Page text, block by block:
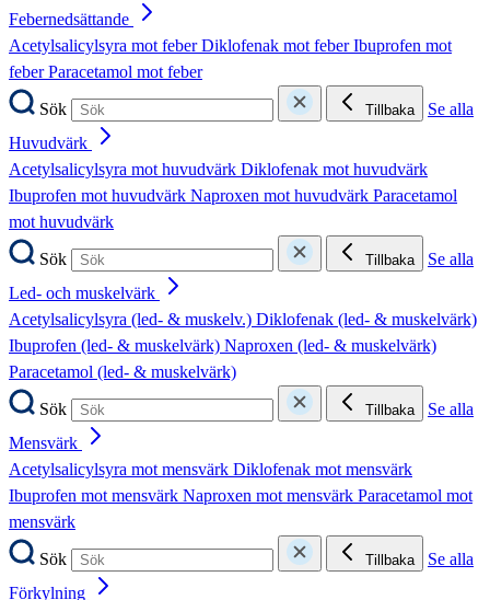
Febernedsättande
Acetylsalicylsyra mot feberDiklofenak mot feberIbuprofen mot
feberParacetamol mot feber
Sök
Tillbaka
Se alla
Huvudvärk
Acetylsalicylsyra mot huvudvärk Diklofenak mot huvudvärk
Ibuprofen mot huvudvärk Naproxen mot huvudvärk Paracetamol
mot huvudvärk
Sök
Tillbaka
Se alla
Led- och muskelvärk
Acetylsalicylsyra (led- & muskelv.) Diklofenak (led- & muskelvärk)
Ibuprofen (led- & muskelvärk) Naproxen (led- & muskelvärk)
Paracetamol (led- & muskelvärk)
Sök
Tillbaka
Se alla
Mensvärk
Acetylsalicylsyra mot mensvärk Diklofenak mot mensvärk
Ibuprofen mot mensvärk Naproxen mot mensvärk Paracetamol mot
mensvärk
Sök
Tillbaka
Se alla
Förkylning